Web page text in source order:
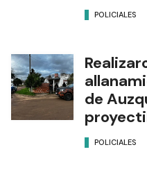
POLICIALES
de
POLICIALES